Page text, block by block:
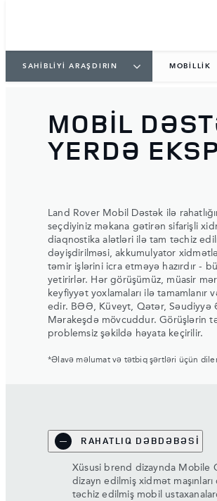
SAHİBLİYİ ARAŞDIRIN MOBİLLİK
MOBİL
YERDƏ
Land Rover Mobil Dəstək ilə
seçdiyiniz məkana gətirən sifarişli
diaqnostika alətləri ilə tam təchiz
dəyişdirilməsi, akkumulyator
təmir işlərini icra etməyə hazırdır -
yetirirlər. Hər görüşümüz, müasir
keyfiyyət yoxlamaları ilə
edir. BƏƏ, Küveyt, Qətər, Səudiyyə
Mərakeşdə mövcuddur. Görüşlərin
problemsiz şəkildə həyata keçirilir.
*Əlavə məlumat və tətbiq şərtləri üçün
RAHATLIQ DƏBDƏBƏSİ
Xüsusi brend dizaynda Mobile
dizayn edilmiş xidmət
təchiz edilmiş mobil